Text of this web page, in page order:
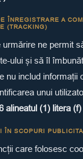
ÎNREGISTRARE A
(TRACKING)
urmărire ne permit
ului și să îl
nu includ informații
unui
alineatul (1) litera
ÎN SCOPURI
care folosesc